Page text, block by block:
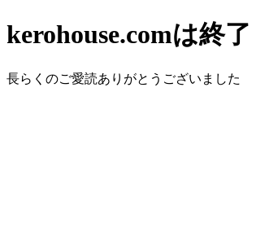
kerohouse.comは終
長らくのご愛読ありがとうございました